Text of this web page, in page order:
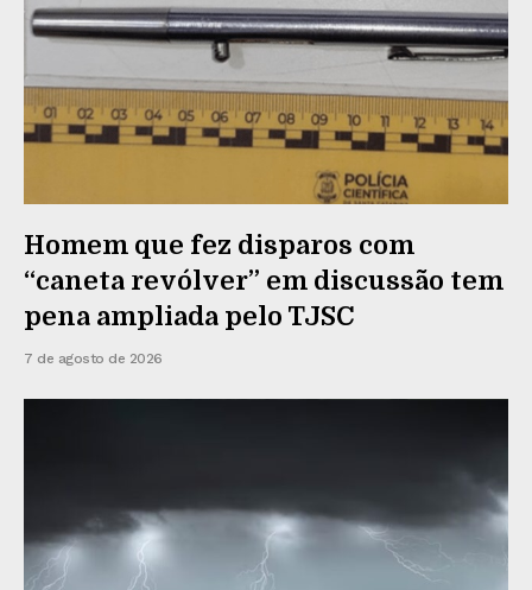
Homem que fez disparos com
“caneta revólver” em discussão tem
pena ampliada pelo TJSC
7 de agosto de 2026